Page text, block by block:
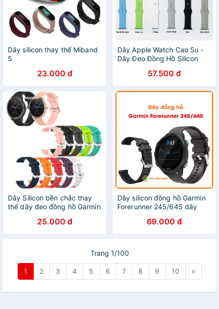
Dây silicon thay thế Miband
5
23.000 đ
Dây Apple Watch Cao Su -
Dây Đeo Đồng Hồ Silicon
57.500 đ
Dây Silicon bền chắc thay
thế dây đeo đồng hồ Garmin
25.000 đ
Dây silicon đồng hồ Garmin
Forerunner 245/645 dây
69.000 đ
Trang 1/100
1 2 3 4 5 6 7 8 9 10 »